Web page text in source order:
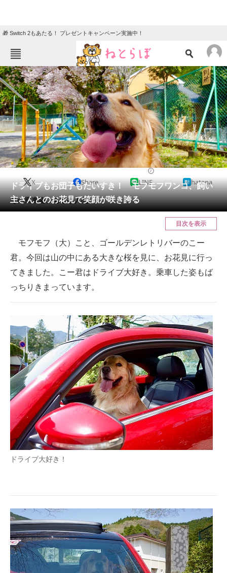
🎁 Switch 2もあたる！ プレゼントキャンペーン実施中！
ねとらぼメニュー
TOP ニュース
エンタメ クイズ
グルメ 地域
住まい 教育・育児
動物 リサーチ
会員記事
メディア
ITの今と未来を見通す
スマホと通信の最新トレンド
進化するPCとデバイスの未来
好きが集まる 比べて選べる
ビジネスと働き方のヒント
AI活用のいまが分かる
企業ITのトレンドを詳説
経営リーダーのコミュニティ
マーケ×ITの今がよく分かる
ITエンジニア向け専門サイト
製造業のIT導入・活用を支援
モノづくり技術者専門サイト
エレクトロニクス専門サイト
ドライブもお団子もだいすき！ モフモフワンコ、飼い
主さんとのお花見で笑顔が咲き誇る
X Share LINE hatena
その乗車姿、もはや人間。
目次を表示
モフモフ（大）こと、ゴールデンレトリバーのこー
君。今回は山の中にある大きな桜を見に、お花見に行っ
てきました。こー君はドライブ大好き。乗車した姿もば
っちりきまっています。
ドライブ大好き！